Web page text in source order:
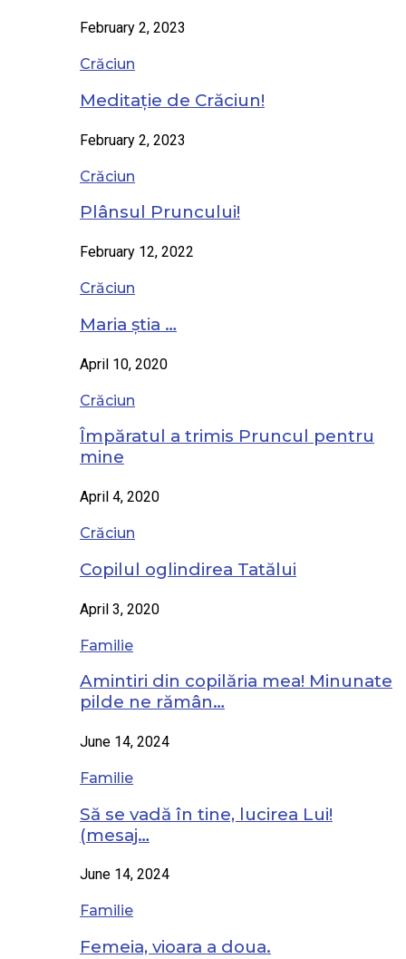
February 2, 2023
Crăciun
Meditație de Crăciun!
February 2, 2023
Crăciun
Plânsul Pruncului!
February 12, 2022
Crăciun
Maria știa …
April 10, 2020
Crăciun
Împăratul a trimis Pruncul pentru
mine
April 4, 2020
Crăciun
Copilul oglindirea Tatălui
April 3, 2020
Familie
Amintiri din copilăria mea! Minunate
pilde ne rămân…
June 14, 2024
Familie
Să se vadă în tine, lucirea Lui!
(mesaj…
June 14, 2024
Familie
Femeia, vioara a doua.